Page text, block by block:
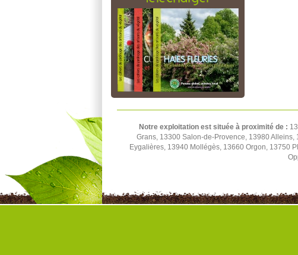
Notre exploitation est située à proximité de :
Grans, 13300 Salon-de-Provence, 13980
Eygalières, 13940 Mollégès, 13660 Orgon, 13750